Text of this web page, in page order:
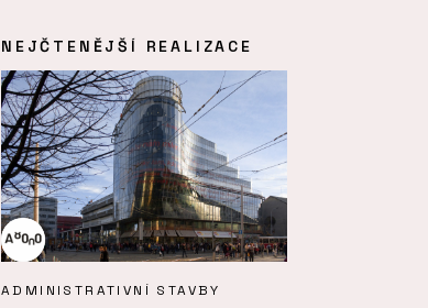
NEJČTENĚJŠÍ REALIZACE
ADMINISTRATIVNÍ STAVBY